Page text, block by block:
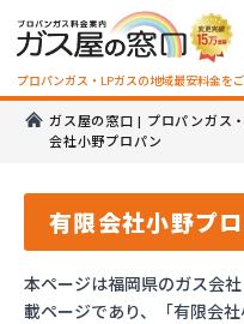
プロパンガス・LPガスの地域最安料金を
ガス屋の窓口 | プロパンガス
会社小野プロパン
有限会社小野プ
本ページは福岡県のガス会
載ページであり、「有限会